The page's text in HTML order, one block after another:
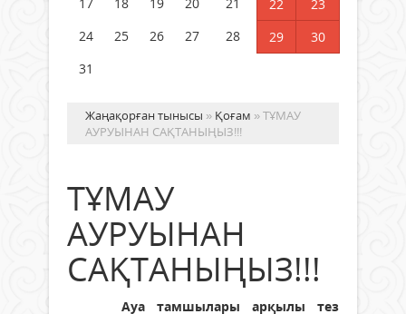
22
23
24
25 26 27 28 29
30
31
Жаңақорған тынысы » Қоғам » ТҰМАУ
АУРУЫНАН САҚТАНЫҢЫЗ!!!
ТҰМАУ
АУРУЫНАН
САҚТАНЫҢЫЗ!!!
Ауа тамшылары арқылы тез